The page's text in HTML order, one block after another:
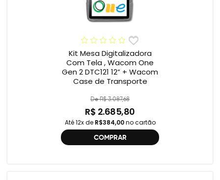
Kit Mesa Digitalizadora
Com Tela , Wacom One
Gen 2 DTC121 12” + Wacom
Case de Transporte
De R$ 3.087,68
R$ 2.685,80
Até 12x de R$384,00no cartão
COMPRAR